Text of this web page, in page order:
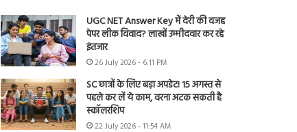
UGC NET Answer Key में देरी की वजह
पेपर लीक विवाद? लाखों उम्मीदवार कर रहे
इंतजार
26 July 2026 - 6:11 PM
SC छात्रों के लिए बड़ा अपडेट! 15 अगस्त से
पहले कर लें ये काम, वरना अटक सकती है
स्कॉलरशिप
22 July 2026 - 11:54 AM